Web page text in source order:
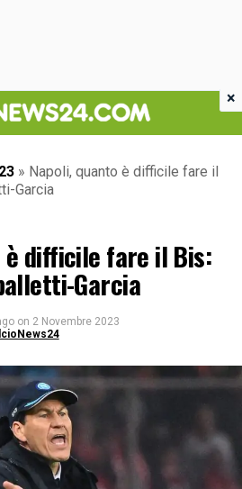
» Napoli, quanto è difficile fare il
Garcia
è difficile fare il Bis:
Garcia
on 2 Novembre 2023
×